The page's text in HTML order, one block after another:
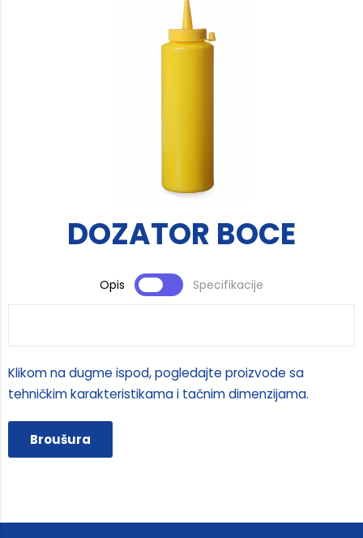
DOZATOR BOCE
Opis Specifikacije
Klikom na dugme ispod, pogledajte proizvode sa
tehničkim karakteristikama i tačnim dimenzijama.
Broušura